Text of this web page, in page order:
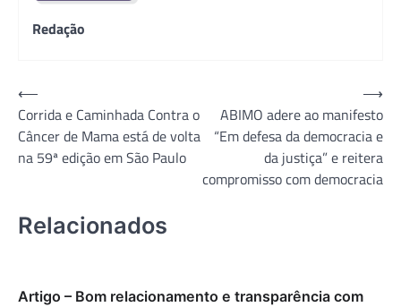
Redação
Navegação
de
Post
⟵
Corrida e Caminhada Contra o
Câncer de Mama está de volta
na 59ª edição em São Paulo
ABIMO adere ao manifesto
“Em defesa da democracia e
da justiça” e reitera
compromisso com democracia
⟶
Relacionados
Artigo – Bom relacionamento e transparência com